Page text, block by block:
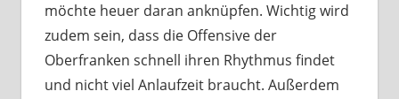
möchte heuer daran anknüpfen. Wichtig wird
zudem sein, dass die Offensive der
Oberfranken schnell ihren Rhythmus findet
und nicht viel Anlaufzeit braucht. Außerdem